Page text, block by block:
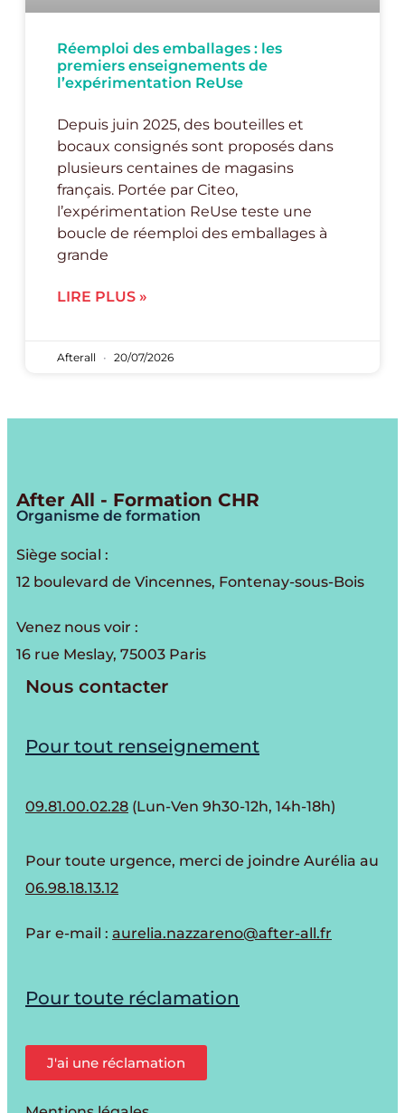
Réemploi des emballages : les
premiers enseignements de
l’expérimentation ReUse
Depuis juin 2025, des bouteilles et
bocaux consignés sont proposés dans
plusieurs centaines de magasins
français. Portée par Citeo,
l’expérimentation ReUse teste une
boucle de réemploi des emballages à
grande
LIRE PLUS »
Afterall 20/07/2026
After All - Formation CHR
Organisme de formation
Siège social :
12 boulevard de Vincennes, Fontenay-sous-Bois
Venez nous voir :
16 rue Meslay, 75003 Paris
Nous contacter
Pour tout renseignement
09.81.00.02.28 (Lun-Ven 9h30-12h, 14h-18h)
Pour toute urgence, merci de joindre Aurélia au
06.98.18.13.12
Par e-mail : aurelia.nazzareno@after-all.fr
Pour toute réclamation
J'ai une réclamation